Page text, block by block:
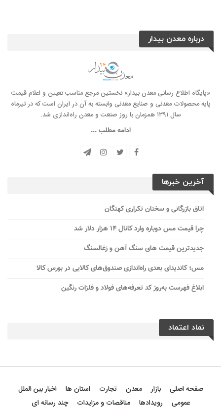
درباره معدن بیدار
«پایگاه اطلاع رسانی معدن بیدار» نخستین مرجع مناسب تعیین و اعلام قیمت
پایه محصولات معدنی و صنایع معدنی وابسته به آن در ایران است که در تیرماه
سال ۱۳۹۱ همزمان با روز صنعت و معدن راه‌‌اندازی شد.
ادامه مطلب ...
آخرین خبرها
اتاق بازرگانی و سخنان تکراری کهنگان
چرا قیمت مس دوباره وارد کانال ۱۴ هزار دلار شد
جدیدترین قیمت های سنگ آهن و زغالسنگ
مس؛ کاندیدای بعدی راه‌اندازی صندوق‌های کالایی در بورس کالا
ابلاغ فهرست به‌روز کد تعرفه‌های فولاد و فلزات رنگین
نماد اعتماد
صفحه اصلی بازار معدن تجارت استان ها
اخبار بین الملل
عمومی
رویدادها مناقصات و مزایدات چند رسانه ای